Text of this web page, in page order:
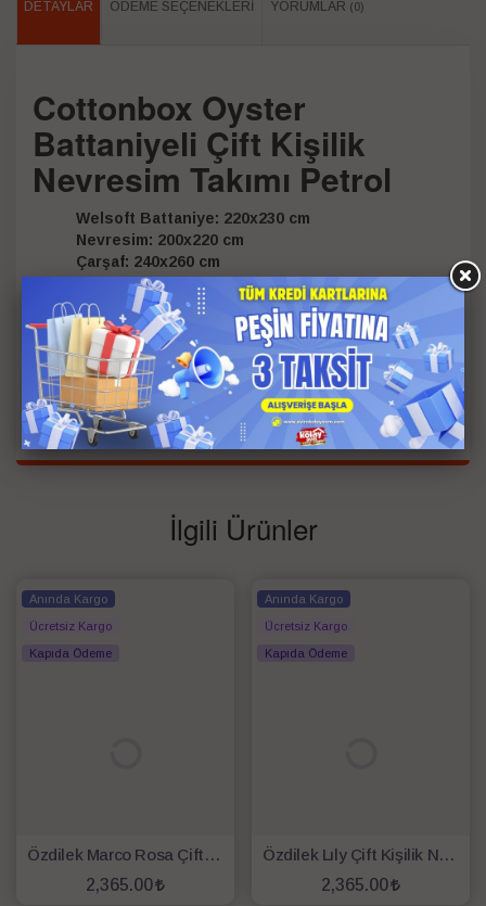
DETAYLAR ÖDEME SEÇENEKLERI YORUMLAR (0)
Cottonbox Oyster
Battaniyeli Çift Kişilik
Nevresim Takımı Petrol
Welsoft Battaniye: 220x230 cm
Nevresim: 200x220 cm
Çarşaf: 240x260 cm
Yastık Kılıfı: 50x70 cm (2 Adet)
Battaniye: %100 Polyester (250 Gr/M2)
Kumaş: Ranforce %100 Pamuk 30/1 57 Tel
Kişi Bilgisi
Çift Kişilik
Renk
Petrol
İlgili Ürünler
Anında Kargo
Ücretsiz Kargo
Kapıda Ödeme
Özdilek Marco Rosa Çift Kişilik Nevresim Takımı Beyaz
2,365.00
Anında Kargo
Ücretsiz Kargo
Kapıda Ödeme
Özdilek Lıly Çift Kişilik Nevresim Takımı Lila Beyaz
2,365.00